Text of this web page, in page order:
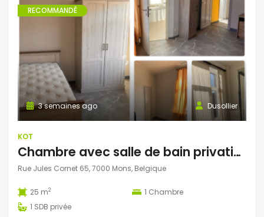
RECOMMANDÉ
Dusollier
3 semaines ago
KOT
Chambre avec salle de bain privative et bureau séparé dans une colocation de 4 personnes
Rue Jules Cornet 65, 7000 Mons, Belgique
25 m2 1 Chambre
1 SDB privée